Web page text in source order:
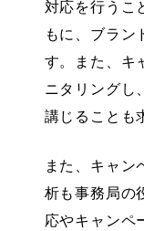
対応を行うこ
もに、ブラン
す。また、キ
ニタリングし
講じることも
また、キャン
析も事務局の
応やキャンペ